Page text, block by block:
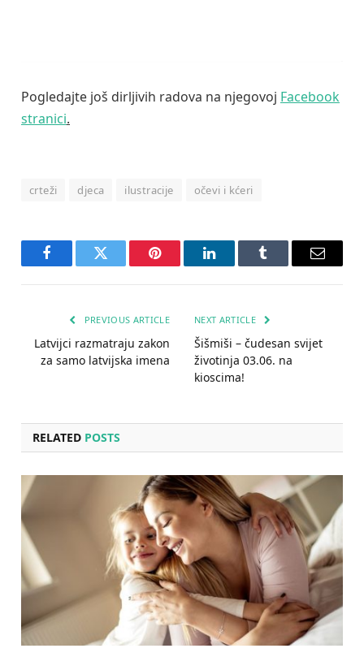
Pogledajte još dirljivih radova na njegovoj Facebook
stranici.
crteži djeca ilustracije očevi i kćeri
FacebookTwitter Pinterest LinkedInTumblr Email
PREVIOUS ARTICLE
Latvijci razmatraju zakon
za samo latvijska imena
NEXT ARTICLE
Šišmiši – čudesan svijet
životinja 03.06. na
kioscima!
RELATED POSTS